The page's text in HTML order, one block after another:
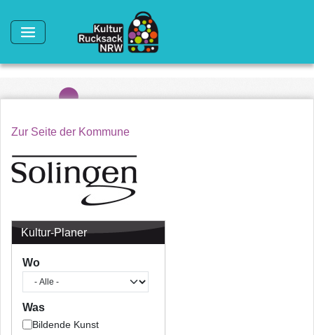
Zur Seite der Kommune
Kultur-Planer
Wo
Was
Bildende Kunst